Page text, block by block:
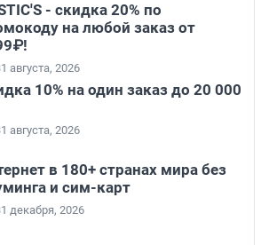
- скидка 20% по
на любой заказ от
августа, 2026
10% на один заказ до 20 000
августа, 2026
в 180+ странах мира без
и сим-карт
декабря, 2026